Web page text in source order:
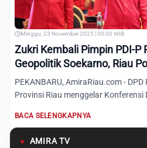
Minggu, 23 November 2025 | 00:00 WIB
Zukri Kembali Pimpin PDI-P
Geopolitik Soekarno, Riau
PEKANBARU, AmiraRiau.com -
Provinsi Riau menggelar
BACA SELENGKAPNYA
● AMIRA TV